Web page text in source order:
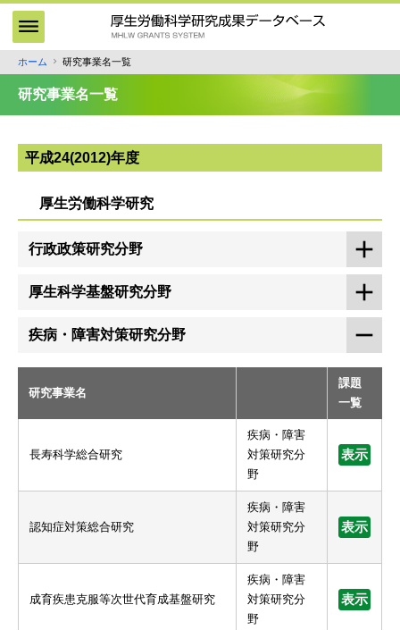
ン
パ
ン
ホーム 研究事業名一覧
研究事業名一覧
平成24(2012)年度
厚生労働科学研究
行政政策研究分野
厚生科学基盤研究分野
疾病・障害対策研究分野
研究事業名
課題
一覧
長寿科学総合研究
疾病・障害
対策研究分
野
表示
認知症対策総合研究
疾病・障害
対策研究分
野
表示
成育疾患克服等次世代育成基盤研究
疾病・障害
対策研究分
野
表示